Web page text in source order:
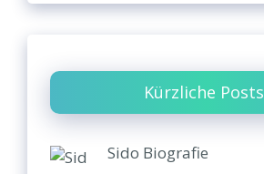
Kürzliche Posts
Sido Biografie